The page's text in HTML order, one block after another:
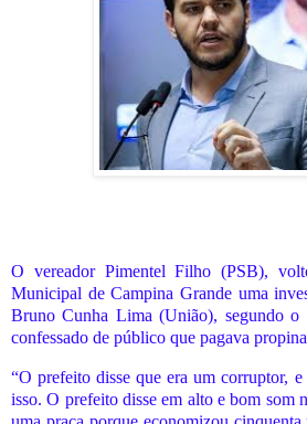
O vereador Pimentel Filho (PSB),
Municipal de Campina Grande uma
Bruno Cunha Lima (União), segundo o
confessado de público que pagava
“O prefeito disse que era um corruptor, e
isso. O prefeito disse em alto e bom som